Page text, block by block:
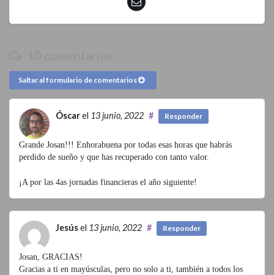
Saltar al formulario de comentarios
Óscarel 13 junio, 2022 # Responder
Grande Josan!!! Enhorabuena por todas esas horas que habrás
perdido de sueño y que has recuperado con tanto valor.
¡A por las 4as jornadas financieras el año siguiente!
Jesúsel 13 junio, 2022 # Responder
Josan, GRACIAS!
Gracias a ti en mayúsculas, pero no solo a ti, también a todos los